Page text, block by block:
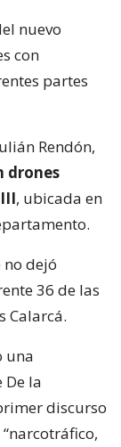
nuevo
con
partes
Rendón,
drones
, ubicada en
no dejó
36 de las
Calarcá.
una
De la
discurso